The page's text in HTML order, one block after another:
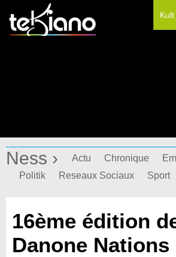
Kult
Ness › Actu Chronique
Politik
Reseaux Sociaux Sport
16ème édition
Danone Nations